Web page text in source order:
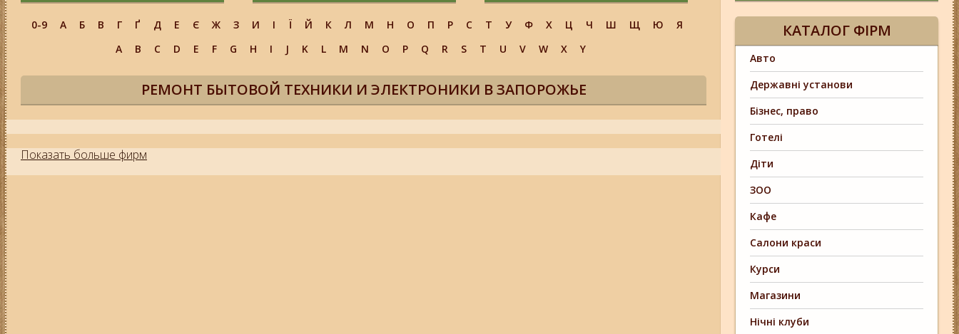
0-9 А Б В Г Ґ Д Е Є Ж З И І Ї Й К Л М Н О П Р С Т У Ф Х Ц Ч Ш Щ Ю
Я
A
B C D E F G H I J K L M N O P Q R S T U V W X Y
РЕМОНТ БЫТОВОЙ ТЕХНИКИ И ЭЛЕКТРОНИКИ В ЗАПОРОЖЬЕ
Показать больше фирм
КАТАЛОГ ФІРМ
Авто
Державні установи
Бізнес, право
Готелі
Діти
ЗОО
Кафе
Салони краси
Курси
Магазини
Нічні клуби